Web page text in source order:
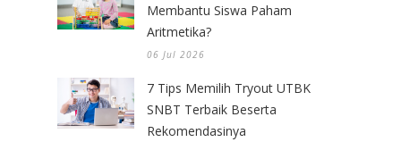
Membantu Siswa Paham
Aritmetika?
06 Jul 2026
7 Tips Memilih Tryout UTBK
SNBT Terbaik Beserta
Rekomendasinya